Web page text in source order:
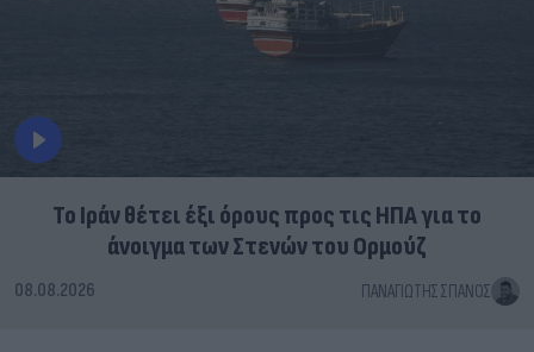
Το Ιράν θέτει έξι όρους προς τις ΗΠΑ για το
άνοιγμα των Στενών του Ορμούζ
08.08.2026 ΠΑΝΑΓΙΏΤΗΣ ΣΠΑΝΌΣ